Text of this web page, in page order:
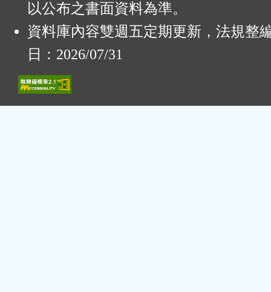
以公布之書面資料為準。
資料庫內容雙週五定期更新，法規整
日：2026/07/31